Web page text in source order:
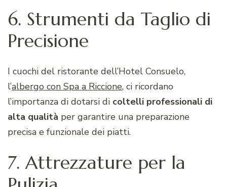
6. Strumenti da Taglio di
Precisione
I cuochi del ristorante dell’Hotel Consuelo,
l’albergo con Spa a Riccione, ci ricordano
l’importanza di dotarsi di coltelli professionali di
alta qualità per garantire una preparazione
precisa e funzionale dei piatti.
7. Attrezzature per la